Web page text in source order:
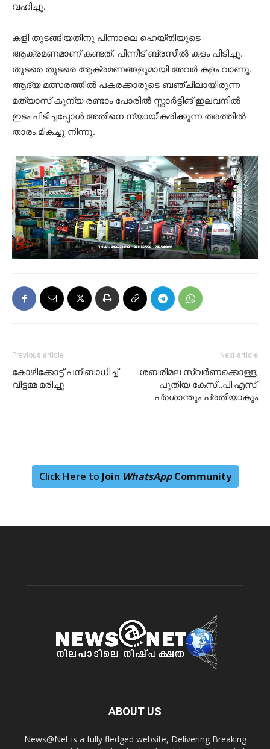
വഹിച്ചു.
കളി തുടങ്ങിയതിനു പിന്നാലെ ഹെയ്തിയുടെ
ആക്രമണമാണ് കണ്ടത്. പിന്നീട് ബ്രസീല്‍ കളം പിടിച്ചു.
തുടരെ തുടരെ ആക്രമണങ്ങളുമായി അവര്‍ കളം വാണു.
ആദ്യ മത്സരത്തില്‍ പകരക്കാരുടെ ബഞ്ചിലായിരുന്ന
മത്യാസ് കുന്യ രണ്ടാം പോരില്‍ സ്റ്റാര്‍ട്ടിങ് ഇലവനില്‍
ഇടം പിടിച്ചപ്പോള്‍ അതിനെ ന്യായീകരിക്കുന്ന തരത്തില്‍
താരം മികച്ചു നിന്നു.
Previous article
കോ​ഴി​ക്കോ​ട്ട് പ​നിബാ​ധി​ച്ച്
വീട്ടമ്മ ​മ​രി​ച്ചു
Next article
ശബരിമല സ്വര്‍ണക്കൊള്ള;
പുതിയ കേസ്…പി.എസ്.
പ്രശാന്തും പ്രതിയാകും
Click Here to Join WhatsAppCommunity
ABOUT US
News@Net is a fully fledged website, Delivering Breaking